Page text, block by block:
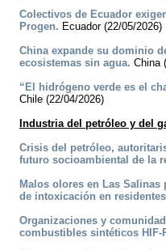
Colectivos de Ecuador
Progen. Ecuador (22/05/2026)
China expande su dominio
ecosistemas sin agua. China
“El hidrógeno verde es el
Chile (22/04/2026)
Industria del petróleo y del
Crisis del petróleo,
futuro socioambiental de la
Malos olores en Las
de intoxicación en
Organizaciones y
combustibles sintéticos HIF-